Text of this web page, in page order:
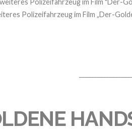
Polizeifahrzeug im Film „Der-